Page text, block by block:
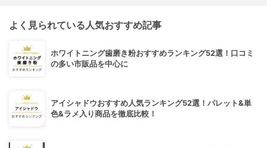
よく見られている人気おすすめ記事
ホワイトニング歯磨き粉おすすめランキング52選！口コミ
の多い市販品を中心に
アイシャドウおすすめ人気ランキング52選！パレット&単
色&ラメ入り商品を徹底比較！